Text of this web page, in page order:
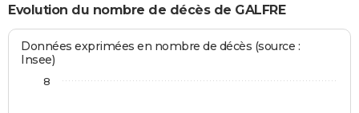
Evolution du nombre de décès de GALFRE
Données exprimées en nombre de décès (source :
Insee)
8